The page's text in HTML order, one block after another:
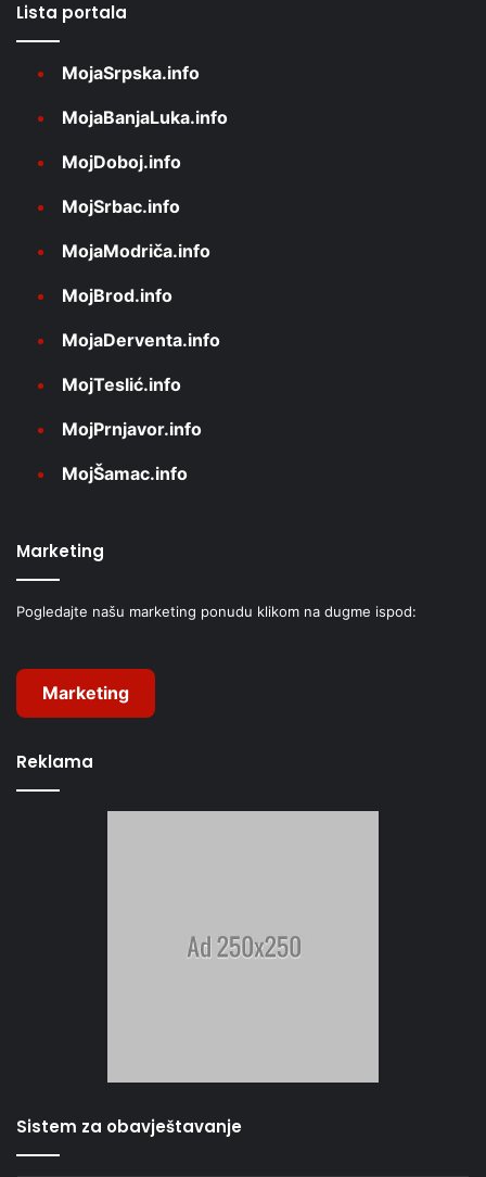
Lista portala
MojaSrpska.info
MojaBanjaLuka.info
MojDoboj.info
MojSrbac.info
MojaModriča.info
MojBrod.info
MojaDerventa.info
MojTeslić.info
MojPrnjavor.info
MojŠamac.info
Marketing
Pogledajte našu marketing ponudu klikom na dugme ispod:
Marketing
Reklama
Sistem za obavještavanje